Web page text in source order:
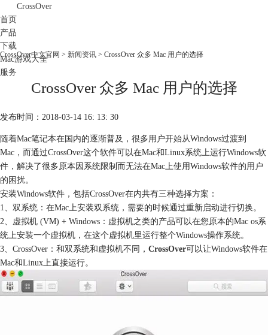
CrossOver
首页
产品
下载
Mac游戏大全
服务
CrossOver中文官网 > 新闻资讯 > CrossOver 众多 Mac 用户的选择
CrossOver 众多 Mac 用户的选择
发布时间：2018-03-14 16: 13: 30
随着Mac笔记本在国内的逐渐普及，很多用户开始从Windows过渡到
Mac，而通过CrossOver这个软件可以在Mac和Linux系统上运行Windows软
件，解决了很多原本因系统限制而无法在Mac上使用Windows软件的用户
的困扰。
安装Windows软件，包括CrossOver在内共有三种选择方案：
1、双系统：在Mac上安装双系统，需要的时候通过重新启动进行切换。
2、虚拟机 (VM) + Windows：虚拟机之类的产品可以在您原本的Mac os系
统上安装一个虚拟机，在这个虚拟机里运行整个Windows操作系统。
3、CrossOver：和双系统和虚拟机不同， CrossOver可以让Windows软件在
Mac和Linux上直接运行。